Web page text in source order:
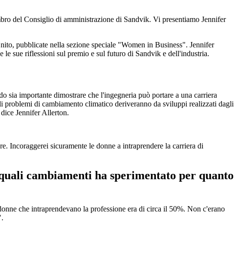
del Consiglio di amministrazione di Sandvik. Vi presentiamo Jennifer
pubblicate nella sezione speciale "Women in Business". Jennifer
sue riflessioni sul premio e sul futuro di Sandvik e dell'industria.
sia importante dimostrare che l'ingegneria può portare a una carriera
problemi di cambiamento climatico deriveranno da sviluppi realizzati dagli
Jennifer Allerton.
Incoraggerei sicuramente le donne a intraprendere la carriera di
cambiamenti ha sperimentato per quanto
che intraprendevano la professione era di circa il 50%. Non c'erano